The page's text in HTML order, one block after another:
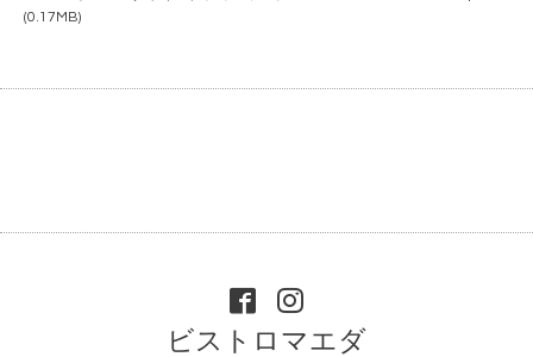
(0.17MB)
ビストロマエダ